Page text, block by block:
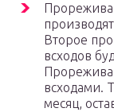
Второе
всходов
всходами.
месяц,